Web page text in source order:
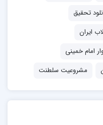
تحقیق
ایران
امام خمینی
مشروعيت سلطنت